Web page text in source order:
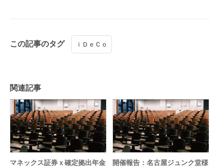
この記事のタグ ｉＤｅＣｏ
関連記事
マネックス証券ｘ確定拠出年金
開催報告：名古屋ジュンク堂様